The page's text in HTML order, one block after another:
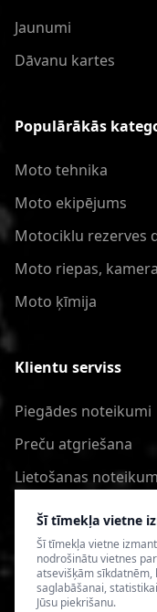
Šī tīmekļa vietne
Šī tīmekļa vietne
nodrošinātu vietnes
atsevišķām
saglabāšanai,
Jūsu piekrišanu.
Jaunumi
Dāvanu kartes
Populārākās
Moto tehnika
Moto ekipējums
Motociklu rezerves
Moto riepas,
Moto ķīmija
Klientu serviss
Piegādes noteikumi
Preču atgriešana
Lietošanas
Privātuma politika